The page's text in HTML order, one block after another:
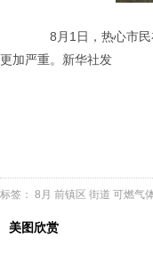
8月1日，热心市民在
更加严重。新华社发
标签： 8月 前镇区 街道 可燃气
美图欣赏